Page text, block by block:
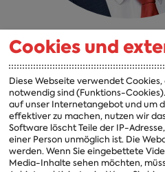
Dr. Johannes
Landesliste Baden-
Wahlkreis Emmendingen -
Betreuter Wahlkreis: Freiburg
Cookies und
Diese Webseite verwendet
notwendig sind (Funktions-
auf unser Internetangebot und um
effektiver zu machen, nutzen wir
Software löscht Teile der IP-
einer Person unmöglich ist. Die
werden. Wenn Sie eingebettete
Media-Inhalte sehen möchten,